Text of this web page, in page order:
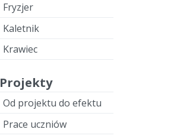
Fryzjer
Kaletnik
Krawiec
Projekty
Od projektu do efektu
Prace uczniów